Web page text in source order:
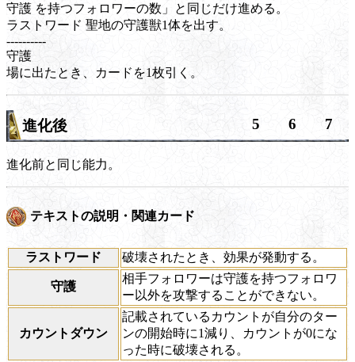
守護 を持つフォロワーの数」と同じだけ進める。
ラストワード 聖地の守護獣1体を出す。
----------
守護
場に出たとき、カードを1枚引く。
進化後 5 6 7
進化前と同じ能力。
テキストの説明・関連カード
ラストワード 破壊されたとき、効果が発動する。
守護
相手フォロワーは守護を持つフォロワ
ー以外を攻撃することができない。
カウントダウン
記載されているカウントが自分のター
ンの開始時に1減り、カウントが0にな
った時に破壊される。